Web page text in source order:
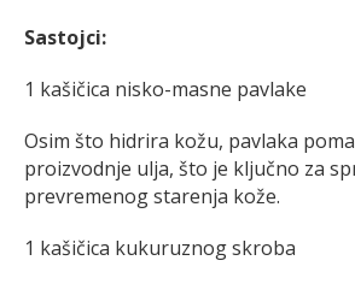
Sastojci:
1 kašičica nisko-masne pavlake
Osim što hidrira kožu, pavlaka
proizvodnje ulja, što je ključno za
prevremenog starenja kože.
1 kašičica kukuruznog skroba